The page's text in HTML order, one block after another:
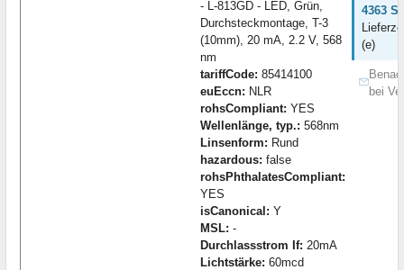
- L-813GD - LED, Grün,
Durchsteckmontage, T-3
(10mm), 20 mA, 2.2 V, 568
nm
tariffCode: 85414100
euEccn: NLR
rohsCompliant: YES
Wellenlänge, typ.: 568nm
Linsenform: Rund
hazardous: false
rohsPhthalatesCompliant:
YES
isCanonical: Y
MSL: -
Durchlassstrom If: 20mA
Lichtstärke: 60mcd
4363
(e)
bei